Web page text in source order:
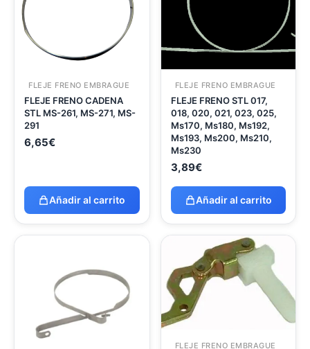
FLEJE FRENO EMBRAGUE
FLEJE FRENO CADENA
STL MS-261, MS-271, MS-
291
6,65€
Añadir al carrito
FLEJE FRENO EMBRAGUE
FLEJE FRENO STL 017,
018, 020, 021, 023, 025,
Ms170, Ms180, Ms192,
Ms193, Ms200, Ms210,
Ms230
3,89€
Añadir al carrito
FLEJE FRENO EMBRAGUE